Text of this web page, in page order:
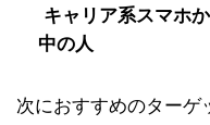
キャリア系スマホ
中の人
次におすすめのターゲ